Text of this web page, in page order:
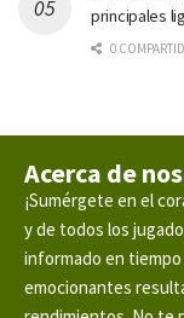
principales
0
Acerca de
¡Sumérgete en el
y de todos los
informado en
emocionantes